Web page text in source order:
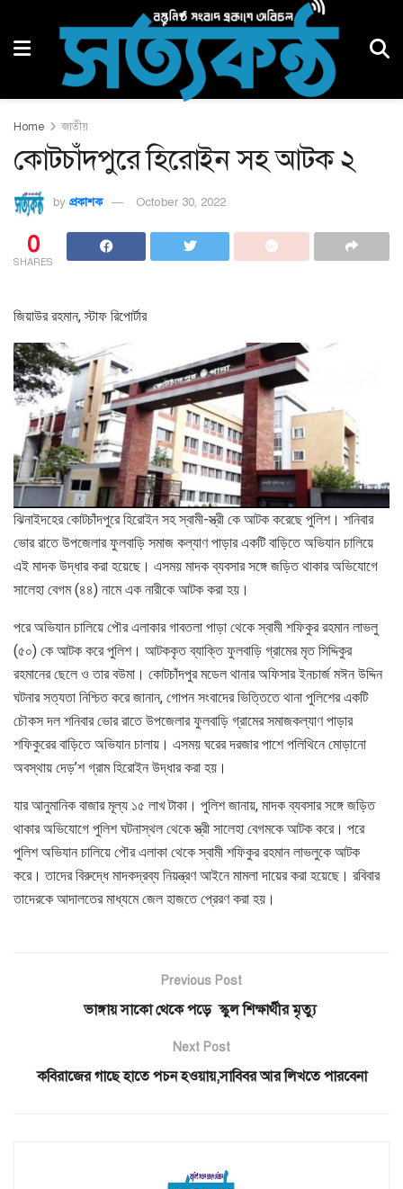
Home জাতীয়
কোটচাঁদপুরে হিরোইন সহ আটক ২
by প্রকাশক October 30, 2022
0
SHARES
জিয়াউর রহমান, স্টাফ রিপোর্টার
ঝিনাইদহের কোটচাঁদপুরে হিরোইন সহ স্বামী-স্ত্রী কে আটক করেছে পুলিশ। শনিবার
ভোর রাতে উপজেলার ফুলবাড়ি সমাজ কল্যাণ পাড়ার একটি বাড়িতে অভিযান চালিয়ে
এই মাদক উদ্ধার করা হয়েছে। এসময় মাদক ব্যবসার সঙ্গে জড়িত থাকার অভিযোগে
সালেহা বেগম (৪৪) নামে এক নারীকে আটক করা হয়।
পরে অভিযান চালিয়ে পৌর এলাকার গাবতলা পাড়া থেকে স্বামী শফিকুর রহমান লাভলু
(৫০) কে আটক করে পুলিশ। আটককৃত ব্যাক্তি ফুলবাড়ি গ্রামের মৃত সিদ্দিকুর
রহমানের ছেলে ও তার বউমা। কোটচাঁদপুর মডেল থানার অফিসার ইনচার্জ মঈন উদ্দিন
ঘটনার সত্যতা নিশ্চিত করে জানান, গোপন সংবাদের ভিত্তিতে থানা পুলিশের একটি
চৌকস দল শনিবার ভোর রাতে উপজেলার ফুলবাড়ি গ্রামের সমাজকল্যাণ পাড়ার
শফিকুরের বাড়িতে অভিযান চালায়। এসময় ঘরের দরজার পাশে পলিথিনে মোড়ানো
অবস্থায় দেড়’শ গ্রাম হিরোইন উদ্ধার করা হয়।
যার আনুমানিক বাজার মূল্য ১৫ লাখ টাকা। পুলিশ জানায়, মাদক ব্যবসার সঙ্গে জড়িত
থাকার অভিযোগে পুলিশ ঘটনাস্থল থেকে স্ত্রী সালেহা বেগমকে আটক করে। পরে
পুলিশ অভিযান চালিয়ে পৌর এলাকা থেকে স্বামী শফিকুর রহমান লাভলুকে আটক
করে। তাদের বিরুদ্ধে মাদকদ্রব্য নিয়ন্ত্রণ আইনে মামলা দায়ের করা হয়েছে। রবিবার
তাদেরকে আদালতের মাধ্যমে জেল হাজতে প্রেরণ করা হয়।
Previous Post
ভাঙ্গায় সাকো থেকে পড়ে স্কুল শিক্ষার্থীর মৃত্যু
Next Post
কবিরাজের গাছে হাতে পচন হওয়ায়,সাবিবর আর লিখতে পারবেনা